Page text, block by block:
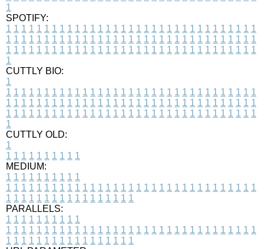
1
SPOTIFY:
1 1 1 1 1 1 1 1 1 1 1 1 1 1 1 1 1 1 1 1 1 1 1 1 1 1 1 1 1 1 1 1 1
1 1 1 1 1 1 1 1 1 1 1 1 1 1 1 1 1 1 1 1 1 1 1 1 1 1 1 1 1 1 1 1 1
1 1 1 1 1 1 1 1 1 1 1 1 1 1 1 1 1 1 1 1 1 1 1 1 1 1 1 1 1 1 1 1 1
1
CUTTLY BIO:
1
1 1 1 1 1 1 1 1 1 1 1 1 1 1 1 1 1 1 1 1 1 1 1 1 1 1 1 1 1 1 1 1 1
1 1 1 1 1 1 1 1 1 1 1 1 1 1 1 1 1 1 1 1 1 1 1 1 1 1 1 1 1 1 1 1 1
1 1 1 1 1 1 1 1 1 1 1 1 1 1 1 1 1 1 1 1 1 1 1 1 1 1 1 1 1 1 1 1 1
1
CUTTLY OLD:
1
1 1 1 1 1 1 1 1 1 1
MEDIUM:
1 1 1 1 1 1 1 1 1 1
1 1 1 1 1 1 1 1 1 1 1 1 1 1 1 1 1 1 1 1 1 1 1 1 1 1 1 1 1 1 1 1 1
1 1 1 1 1 1 1 1 1 1 1 1 1 1 1 1 1
PARALLELS:
1 1 1 1 1 1 1 1 1 1
1 1 1 1 1 1 1 1 1 1 1 1 1 1 1 1 1 1 1 1 1 1 1 1 1 1 1 1 1 1 1 1 1
1 1 1 1 1 1 1 1 1 1 1 1 1 1 1 1 1